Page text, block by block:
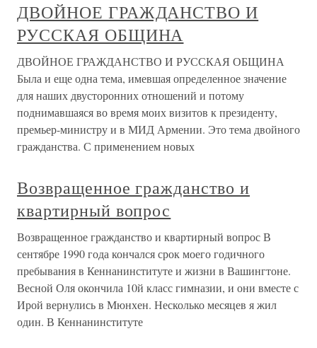
ДВОЙНОЕ ГРАЖДАНСТВО И
РУССКАЯ ОБЩИНА
ДВОЙНОЕ ГРАЖДАНСТВО И РУССКАЯ ОБЩИНА
Была и еще одна тема, имевшая определенное значение
для наших двусторонних отношений и потому
поднимавшаяся во время моих визитов к президенту,
премьер-министру и в МИД Армении. Это тема двойного
гражданства. С применением новых
Возвращенное гражданство и
квартирный вопрос
Возвращенное гражданство и квартирный вопрос В
сентябре 1990 года кончался срок моего годичного
пребывания в Кеннанинституте и жизни в Вашингтоне.
Весной Оля окончила 10й класс гимназии, и они вместе с
Ирой вернулись в Мюнхен. Несколько месяцев я жил
один. В Кеннанинституте